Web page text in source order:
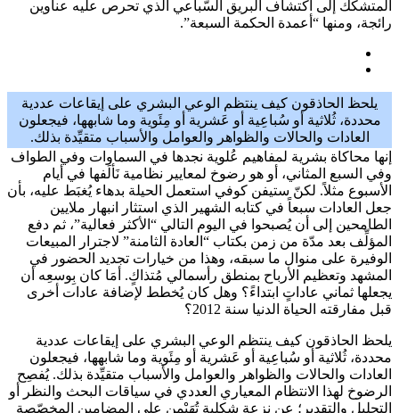
المتشكِّك إلى اكتشاف البريق السُّباعي الذي تحرص عليه عناوين
رائجة، ومنها “أعمدة الحكمة السبعة”.
يلحظ الحاذقون كيف ينتظم الوعي البشري على إيقاعات عددية
محددة، ثُلاثية أو سُباعِية أو عَشرية أو مِئَوية وما شابهها، فيجعلون
العادات والحالات والظواهر والعوامل والأسباب متقيِّدة بذلك.
إنها محاكاة بشرية لمفاهيم عُلوية نجدها في السماوات وفي الطواف
وفي السبع المثاني، أو هو رضوخ لمعايير نظامية نَألَفها في أيام
الأسبوع مثلاً. لكنّ ستيفن كوفي استعمل الحيلة بدهاء يُغبَط عليه، بأن
جعل العادات سبعاً في كتابه الشهير الذي استثار انبهار ملايين
الطامحين إلى أن يُصبحوا في اليوم التالي “الأكثر فعالية”، ثم دفع
المؤلِّف بعد مدّة من زمن بكتاب “العادة الثامنة” لاجترار المبيعات
الوفيرة على منوال ما سبقه، وهذا من خيارات تجديد الحضور في
المشهد وتعظيم الأرباح بمنطق رأسمالي مُتذاكٍ. أمَا كان بِوسعِه أن
يجعلها ثماني عاداتٍ ابتداءً؟ وهل كان يُخطط لإضافة عادات أخرى
قبل مفارقته الحياة الدنيا سنة 2012؟
يلحظ الحاذقون كيف ينتظم الوعي البشري على إيقاعات عددية
محددة، ثُلاثية أو سُباعِية أو عَشرية أو مِئَوية وما شابهها، فيجعلون
العادات والحالات والظواهر والعوامل والأسباب متقيِّدة بذلك. يُفصِح
الرضوخ لهذا الانتظام المعياري العددي في سياقات البحث والنظر أو
التحليل والتقدير؛ عن نزعة شكلية تُهَيْمن على المضامين المخصّصة